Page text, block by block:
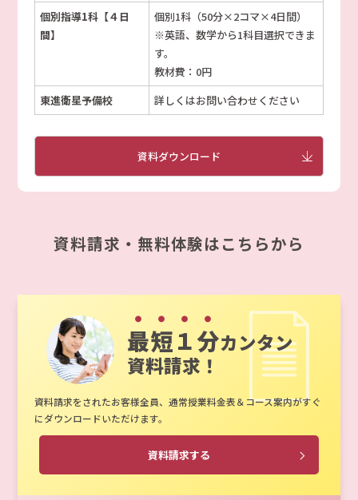
個別指導1科【４日
間】
個別1科（50分×2コマ×4日間）
※英語、数学から1科目選択できま
す。
教材費：0円
東進衛星予備校
詳しくはお問い合わせください
資料ダウンロード
資料請求・無料体験はこちらから
最短１分カンタン
資料請求！
資料請求をされたお客様全員、通常授業料金表＆コース案内がすぐ
にダウンロードいただけます。
資料請求する